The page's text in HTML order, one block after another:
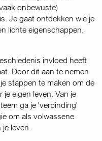
onbewuste)
Je gaat ontdekken wie je
lichte eigenschappen,
invloed heeft
Door dit aan te nemen
stappen te maken om de
eigen leven. Van je
ga je 'verbinding'
om als volwassene
leven.